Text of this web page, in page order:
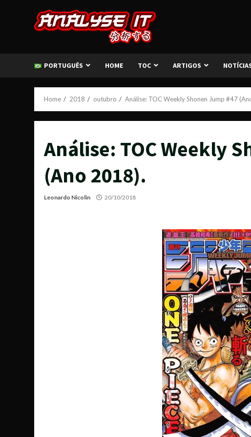
PORTUGUÊS HOME TOC ARTIGOS
Home 2018 outubro Análise: TOC Weekly Shonen Jump #47
Análise: TOC Weekly
(Ano 2018).
Leonardo Nicolin 20/10/2018